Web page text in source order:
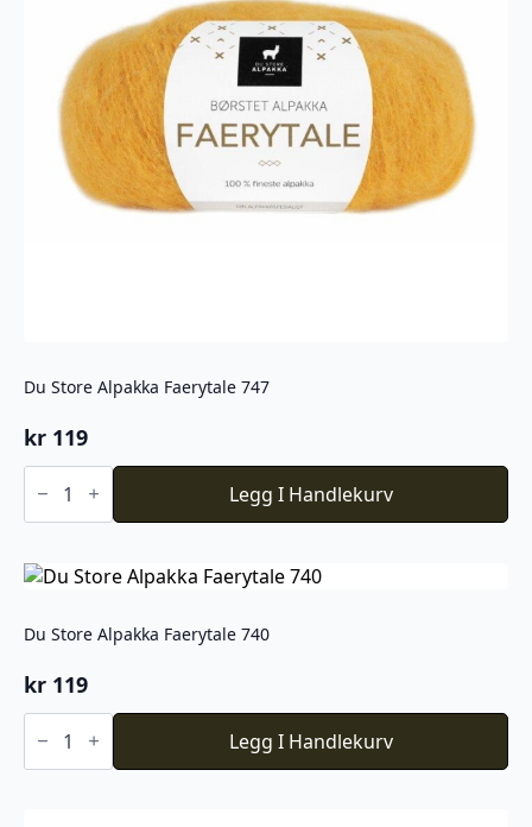
Du Store Alpakka Faerytale 747
kr 119
Du
Store
Faerytale
antall
Legg I Handlekurv
Du Store Alpakka Faerytale 740
kr 119
Du
Store
Faerytale
Legg I Handlekurv